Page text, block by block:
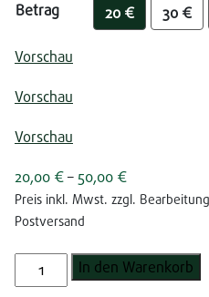
Betrag 20 € 30 €
Vorschau
Vorschau
Vorschau
20,00 € – 50,00 €
Preis inkl. Mwst. zzgl.
Postversand
u
In den Warenkorb